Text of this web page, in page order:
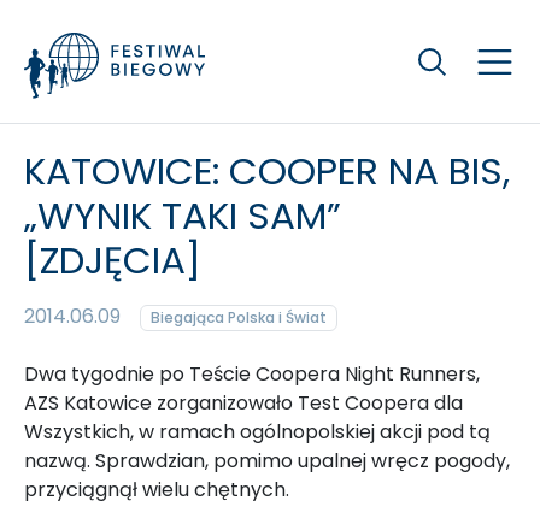
Szukaj
KATOWICE: COOPER NA BIS,
„WYNIK TAKI SAM”
[ZDJĘCIA]
2014.06.09 Biegająca Polska i Świat
Dwa tygodnie po Teście Coopera Night Runners,
AZS Katowice zorganizowało Test Coopera dla
Wszystkich, w ramach ogólnopolskiej akcji pod tą
nazwą. Sprawdzian, pomimo upalnej wręcz pogody,
przyciągnął wielu chętnych.